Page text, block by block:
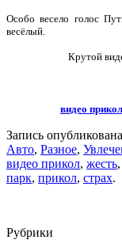
Особо весело голос
весёлый.
Крутой
видео
Запись опубликована
Авто, Разное,
видео прикол, жесть,
парк, прикол, страх.
Рубрики